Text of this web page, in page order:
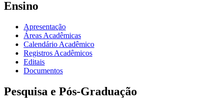
Ensino
Apresentação
Áreas Acadêmicas
Calendário Acadêmico
Registros Acadêmicos
Editais
Documentos
Pesquisa e Pós-Graduação